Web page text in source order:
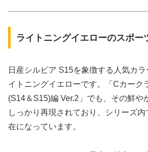
ライトニングイエローのスポー
日産シルビア S15を象徴する人気カ
イトニングイエローです。「Cカーク
(S14＆S15)編 Ver.2」でも、その鮮や
しっかり再現されており、シリーズ
在になっています。